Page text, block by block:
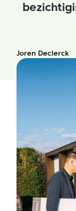
Joren Declerck